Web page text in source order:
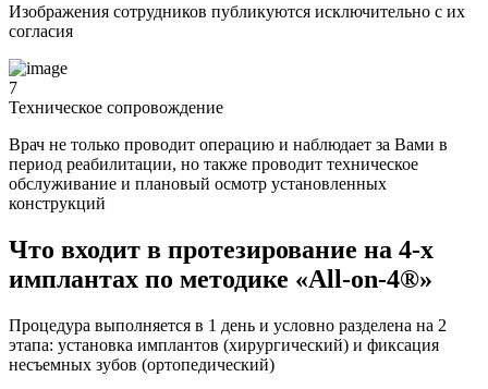
Изображения сотрудников публикуются исключительно с их
согласия
7
Техническое сопровождение
Врач не только проводит операцию и наблюдает за Вами в
период реабилитации, но также проводит техническое
обслуживание и плановый осмотр установленных
конструкций
Что входит в протезирование на 4-х
имплантах по методике «All-on-4®»
Процедура выполняется в 1 день и условно разделена на 2
этапа: установка имплантов (хирургический) и фиксация
несъемных зубов (ортопедический)